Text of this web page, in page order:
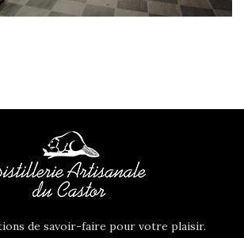
SAUVAGE
LIQUEUR D'HYSOPE
de savoir-faire pour votre plaisir.